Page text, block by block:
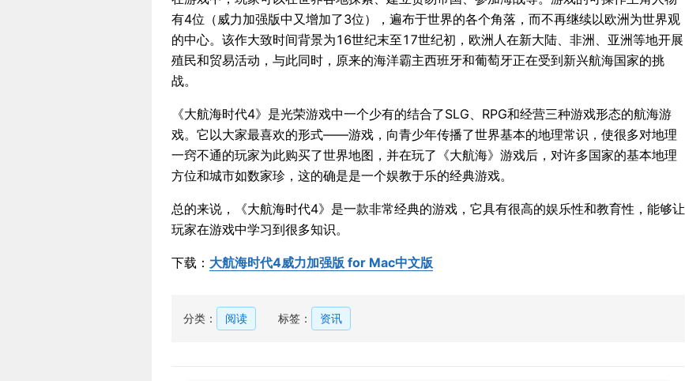
有4位（威力加强版中又增加了3位），遍布于世界的各个角落，而不再继续以欧洲为世界观
的中心。该作大致时间背景为16世纪末至17世纪初，欧洲人在新大陆、非洲、亚洲等地开展
殖民和贸易活动，与此同时，原来的海洋霸主西班牙和葡萄牙正在受到新兴航海国家的挑
战。
《大航海时代4》是光荣游戏中一个少有的结合了SLG、RPG和经营三种游戏形态的航海游
戏。它以大家最喜欢的形式——游戏，向青少年传播了世界基本的地理常识，使很多对地理
一窍不通的玩家为此购买了世界地图，并在玩了《大航海》游戏后，对许多国家的基本地理
方位和城市如数家珍，这的确是是一个娱教于乐的经典游戏。
总的来说，《大航海时代4》是一款非常经典的游戏，它具有很高的娱乐性和教育性，能够让
玩家在游戏中学习到很多知识。
下载： 大航海时代4威力加强版 for Mac中文版
分类： 阅读 标签： 资讯